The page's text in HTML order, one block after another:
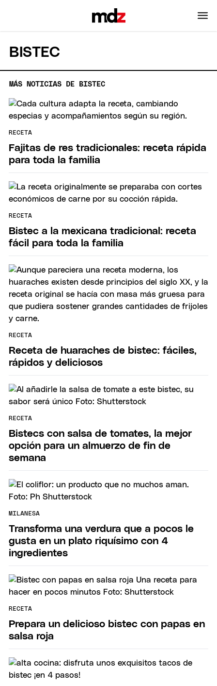
BISTEC
MÁS NOTICIAS DE BISTEC
RECETA
Fajitas de res tradicionales: receta rápida
para toda la familia
RECETA
Bistec a la mexicana tradicional: receta
fácil para toda la familia
RECETA
Receta de huaraches de bistec: fáciles,
rápidos y deliciosos
RECETA
Bistecs con salsa de tomates, la mejor
opción para un almuerzo de fin de
semana
MILANESA
Transforma una verdura que a pocos le
gusta en un plato riquísimo con 4
ingredientes
RECETA
Prepara un delicioso bistec con papas en
salsa roja